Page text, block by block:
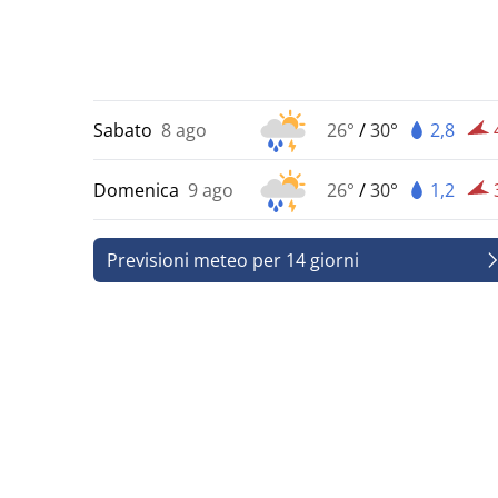
Sabato 8 ago 26° /30° 2,8
Domenica 9 ago 26° /30° 1,2
Previsioni meteo per 14 giorni